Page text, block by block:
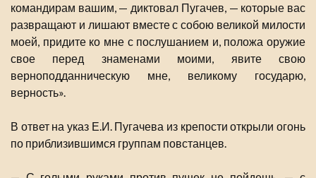
командирам вашим, — диктовал Пугачев, — которые вас
развращают и лишают вместе с собою великой милости
моей, придите ко мне с послушанием и, положа оружие
свое перед знаменами моими, явите свою
верноподданническую мне, великому государю,
верность».
В ответ на указ Е.И. Пугачева из крепости открыли огонь
по приблизившимся группам повстанцев.